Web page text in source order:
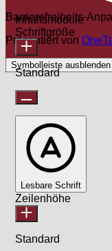
Barrierefreiheits-
Präsentiert von
Symbolleiste ausblenden
Inhaltsmodule
Schriftgröße
Standard
Lesbare Schrift
Zeilenhöhe
Standard